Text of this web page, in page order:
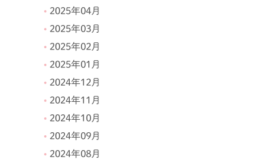
2025年04月
2025年03月
2025年02月
2025年01月
2024年12月
2024年11月
2024年10月
2024年09月
2024年08月